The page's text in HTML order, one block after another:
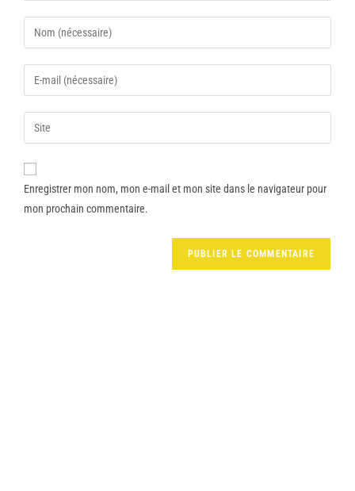
Enregistrer mon nom, mon e-mail et mon site dans le navigateur pour
mon prochain commentaire.